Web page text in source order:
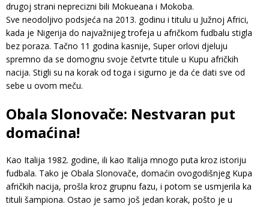
drugoj strani neprecizni bili Mokueana i Mokoba.
Sve neodoljivo podsjeća na 2013. godinu i titulu u Južnoj Africi,
kada je Nigerija do najvažnijeg trofeja u afričkom fudbalu stigla
bez poraza. Tačno 11 godina kasnije, Super orlovi djeluju
spremno da se domognu svoje četvrte titule u Kupu afričkih
nacija. Stigli su na korak od toga i sigurno je da će dati sve od
sebe u ovom meču.
Obala Slonovače: Nestvaran put
domaćina!
Kao Italija 1982. godine, ili kao Italija mnogo puta kroz istoriju
fudbala. Tako je Obala Slonovače, domaćin ovogodišnjeg Kupa
afričkih nacija, prošla kroz grupnu fazu, i potom se usmjerila ka
tituli šampiona. Ostao je samo još jedan korak, pošto je u